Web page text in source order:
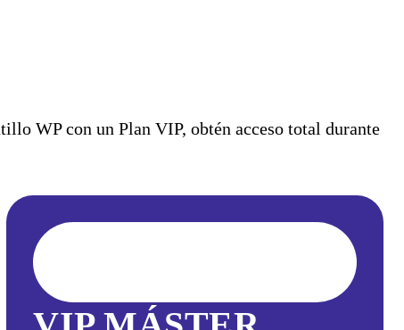
WP con un Plan VIP, obtén acceso total durante